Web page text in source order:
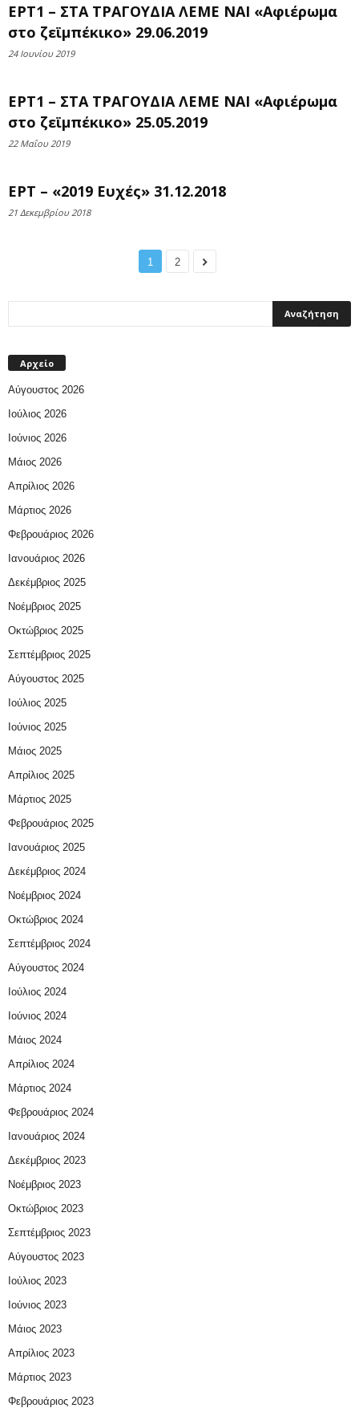
ΕΡΤ1 – ΣΤΑ ΤΡΑΓΟΥΔΙΑ ΛΕΜΕ ΝΑΙ «Αφιέρωμα
στο ζεϊμπέκικο» 29.06.2019
24 Ιουνίου 2019
ΕΡΤ1 – ΣΤΑ ΤΡΑΓΟΥΔΙΑ ΛΕΜΕ ΝΑΙ «Αφιέρωμα
στο ζεϊμπέκικο» 25.05.2019
22 Μαΐου 2019
ΕΡΤ – «2019 Ευχές» 31.12.2018
21 Δεκεμβρίου 2018
1 2
Αρχείο
Αύγουστος 2026
Ιούλιος 2026
Ιούνιος 2026
Μάιος 2026
Απρίλιος 2026
Μάρτιος 2026
Φεβρουάριος 2026
Ιανουάριος 2026
Δεκέμβριος 2025
Νοέμβριος 2025
Οκτώβριος 2025
Σεπτέμβριος 2025
Αύγουστος 2025
Ιούλιος 2025
Ιούνιος 2025
Μάιος 2025
Απρίλιος 2025
Μάρτιος 2025
Φεβρουάριος 2025
Ιανουάριος 2025
Δεκέμβριος 2024
Νοέμβριος 2024
Οκτώβριος 2024
Σεπτέμβριος 2024
Αύγουστος 2024
Ιούλιος 2024
Ιούνιος 2024
Μάιος 2024
Απρίλιος 2024
Μάρτιος 2024
Φεβρουάριος 2024
Ιανουάριος 2024
Δεκέμβριος 2023
Νοέμβριος 2023
Οκτώβριος 2023
Σεπτέμβριος 2023
Αύγουστος 2023
Ιούλιος 2023
Ιούνιος 2023
Μάιος 2023
Απρίλιος 2023
Μάρτιος 2023
Φεβρουάριος 2023